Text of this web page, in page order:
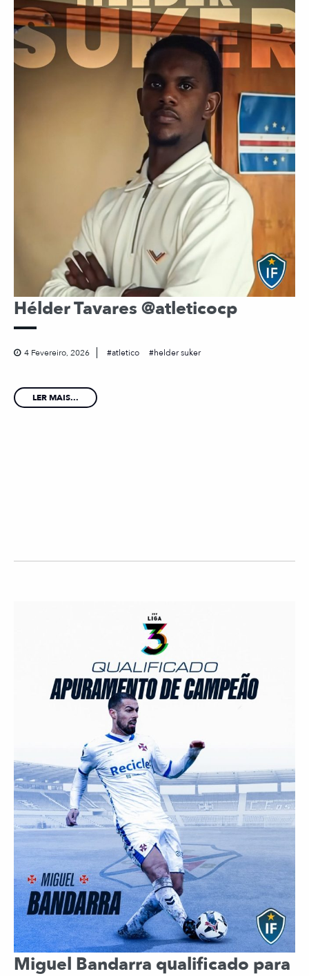
Hélder Tavares @atleticocp
4 Fevereiro, 2026 atletico helder suker
LER MAIS...
Miguel Bandarra qualificado para